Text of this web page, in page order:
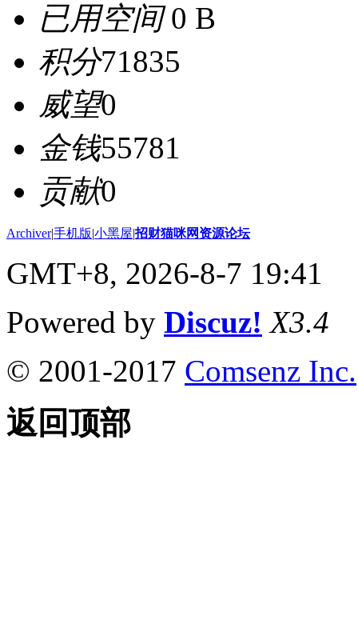
已用空间0 B
积分71835
威望0
金钱55781
贡献0
Archiver|手机版|小黑屋|招财猫咪网资源论坛
GMT+8, 2026-8-7 19:41
Powered by Discuz! X3.4
© 2001-2017 Comsenz Inc.
返回顶部